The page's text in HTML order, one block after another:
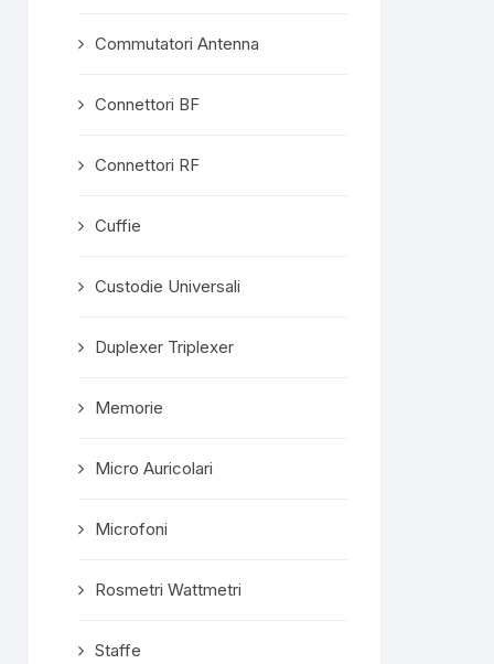
Commutatori Antenna
Connettori BF
Connettori RF
Cuffie
Custodie Universali
Duplexer Triplexer
Memorie
Micro Auricolari
Microfoni
Rosmetri Wattmetri
Staffe